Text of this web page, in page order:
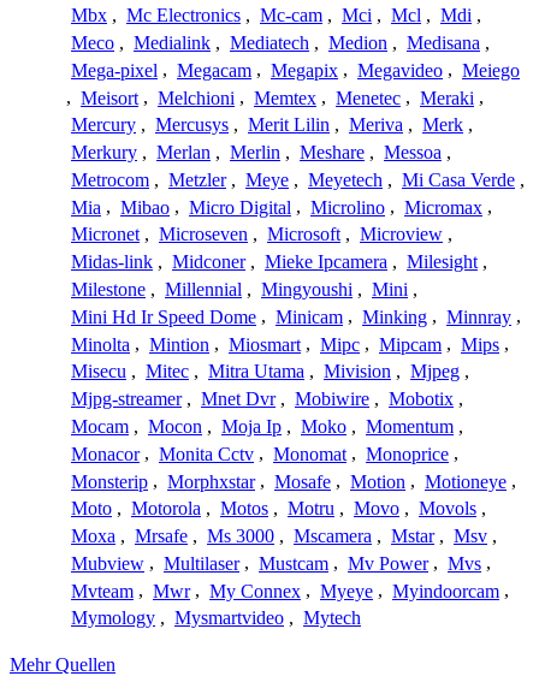
Mbx , Mc Electronics , Mc-cam , Mci , Mcl , Mdi ,
Meco , Medialink , Mediatech , Medion , Medisana ,
Mega-pixel , Megacam , Megapix , Megavideo , Meiego
, Meisort , Melchioni , Memtex , Menetec , Meraki ,
Mercury , Mercusys , Merit Lilin , Meriva , Merk ,
Merkury , Merlan , Merlin , Meshare , Messoa ,
Metrocom , Metzler , Meye , Meyetech , Mi Casa Verde ,
Mia , Mibao , Micro Digital , Microlino , Micromax ,
Micronet , Microseven , Microsoft , Microview ,
Midas-link , Midconer , Mieke Ipcamera , Milesight ,
Milestone , Millennial , Mingyoushi , Mini ,
Mini Hd Ir Speed Dome , Minicam , Minking , Minnray ,
Minolta , Mintion , Miosmart , Mipc , Mipcam , Mips ,
Misecu , Mitec , Mitra Utama , Mivision , Mjpeg ,
Mjpg-streamer , Mnet Dvr , Mobiwire , Mobotix ,
Mocam , Mocon , Moja Ip , Moko , Momentum ,
Monacor , Monita Cctv , Monomat , Monoprice ,
Monsterip , Morphxstar , Mosafe , Motion , Motioneye ,
Moto , Motorola , Motos , Motru , Movo , Movols ,
Moxa , Mrsafe , Ms 3000 , Mscamera , Mstar , Msv ,
Mubview , Multilaser , Mustcam , Mv Power , Mvs ,
Mvteam , Mwr , My Connex , Myeye , Myindoorcam ,
Mymology , Mysmartvideo , Mytech
Mehr Quellen